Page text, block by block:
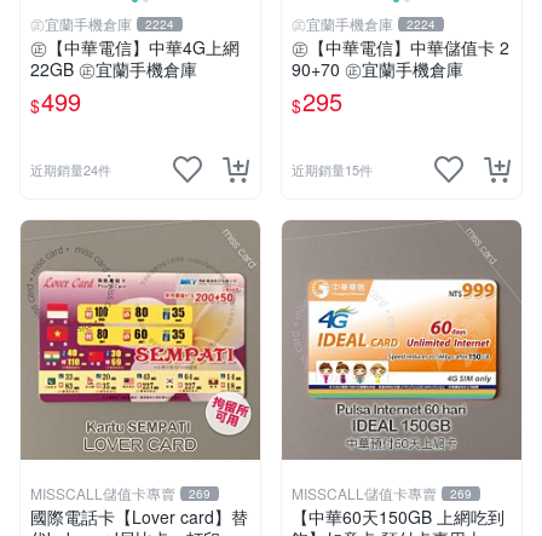
㊣宜蘭手機倉庫 2224
㊣【中華電信】中華4G上網
22GB ㊣宜蘭手機倉庫
$499
近期銷量24件
㊣宜蘭手機倉庫 2224
㊣【中華電信】中華儲值卡 2
90+70 ㊣宜蘭手機倉庫
$295
近期銷量15件
MISSCALL儲值卡專賣 269
國際電話卡【Lover card】替
MISSCALL儲值卡專賣 269
【中華60天150GB 上網吃到